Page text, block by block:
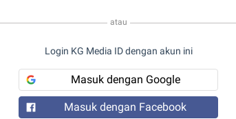
atau
Login KG Media ID dengan akun ini
Masuk dengan Google
Masuk dengan Facebook